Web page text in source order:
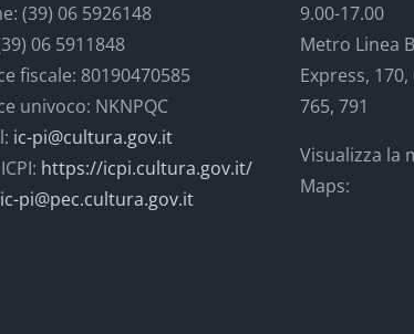
(39) 06 5926148
06 5911848
fiscale: 80190470585
univoco: NKNPQC
ic-pi@cultura.gov.it
https://icpi.cultura.gov.it/
ic-pi@pec.cultura.gov.it
9.00-17.00
Metro Linea
Express, 170,
765, 791
Visualizza la
Maps: